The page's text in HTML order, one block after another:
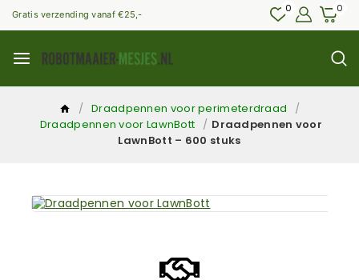
Gratis verzending vanaf €25,- 0 0
/ Draadpennen voor perimeterdraad
/
Draadpennen voor LawnBott / Draadpennen voor
LawnBott – 600 stuks